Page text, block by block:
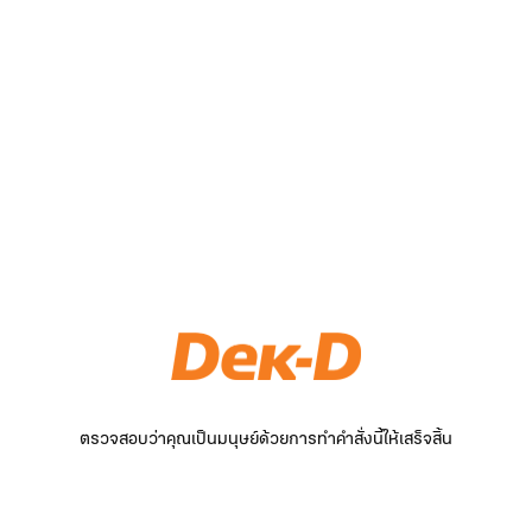
ตรวจสอบว่าคุณเป็นมนุษย์ด้วยการทำคำสั่งนี้ให้เสร็จสิ้น